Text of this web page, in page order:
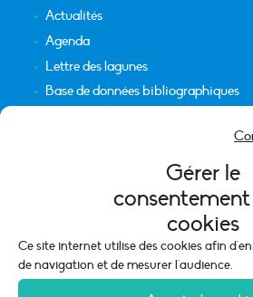
Gérer le
cookies
Ce site internet utilise des cookies afin
de navigation et de mesurer l'audience.
Actualités
Agenda
Lettre des lagunes
Base de données bibliographiques
Mentions légales
Politique de cookies (UE)